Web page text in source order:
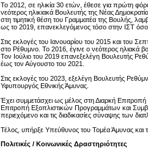
Το 2012, σε ηλικία 30 ετών, έθεσε για πρώτη
νεότερος ηλικιακά Βουλευτής της Νέας
στη τιμητική θέση του Γραμματέα της Βουλής,
ως το 2019, επανεκλεγόμενος τόσο στην ΙΣΤ όσο
Στις εκλογές του Ιανουαρίου του 2015 και του
στο Ρέθυμνο. Το 2016, έγινε ο νεότερος ηλιακά
Τον Ιούλιο του 2019 επανεξελέγη Βουλευτής
έως τον Αύγουστο του 2021.
Στις εκλογές του 2023, εξελέγη Βουλευτής
Υφυπουργός Εθνικής Άμυνας.
Έχει συμμετάσχει ως μέλος στη Διαρκή
Επιτροπή Εξοπλιστικών Προγραμμάτων και
περιεχόμενο και τις διαδικασίες σύναψης των
Τέλος, υπήρξε Υπεύθυνος του Τομέα Άμυνας
Πολιτικές / Κοινωνικές Δραστηριότητες